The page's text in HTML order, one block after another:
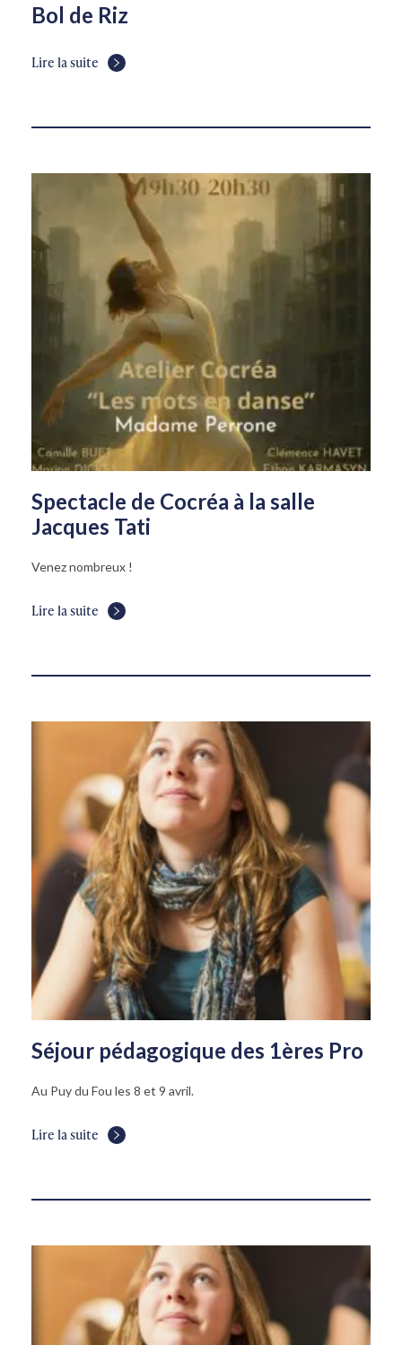
Bol de Riz
Lire la suite
Spectacle de Cocréa à la salle
Jacques Tati
Venez nombreux !
Lire la suite
Séjour pédagogique des 1ères Pro
Au Puy du Fou les 8 et 9 avril.
Lire la suite